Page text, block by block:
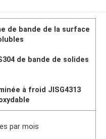
de bande de la surface
de bande de solides
à froid JISG4313
par mois